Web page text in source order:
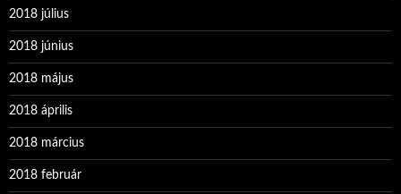
2018 július
2018 június
2018 május
2018 április
2018 március
2018 február